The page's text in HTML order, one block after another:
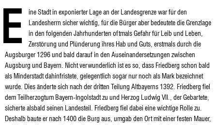
E
ine Stadt in exponierter Lage an der Landesgrenze war für den
Landesherrn sicher wichtig, für die Bürger aber bedeutete die Grenzlage
in den folgenden Jahrhunderten oftmals Gefahr für Leib und Leben,
Zerstörung und Plünderung ihres Hab und Guts, erstmals durch die
Augsburger 1296 und bald darauf in den Auseinandersetzungen zwischen
Augsburg und Bayern. Nicht verwunderlich ist es so, dass Friedberg schon bald
als Minderstadt dahinfristete, gelegentlich sogar nur noch als Mark bezeichnet
wurde. Dies änderte sich nach der dritten Teilung Altbayerns 1392. Friedberg fiel
dem Teilherzogtum Bayern-Ingolstadt zu und Herzog Ludwig VII., der Gebartete,
sicherte alsbald seinen Landesteil. Friedberg fiel dabei eine wichtige Rolle zu.
Deshalb baute er nach 1400 die Burg aus, umgab den Ort mit einer festen Mauer,